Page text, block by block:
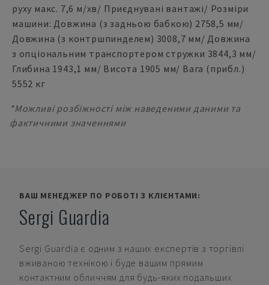
руху макс. 7,6 м/хв/ Приєднувані вантажі/ Розміри
машини: Довжина (з задньою бабкою) 2758,5 мм/
Довжина (з контршпинделем) 3008,7 мм/ Довжина
з опціональним транспортером стружки 3844,3 мм/
Глибина 1943,1 мм/ Висота 1905 мм/ Вага (прибл.)
5552 кг
*Можливі розбіжності між наведеними даними та
фактичними значеннями
ВАШ МЕНЕДЖЕР ПО РОБОТІ З КЛІЄНТАМИ:
Sergi Guardia
Sergi Guardia є одним з наших експертів з торгівлі
вживаною технікою і буде вашим прямим
контактним обличчям для будь-яких подальших